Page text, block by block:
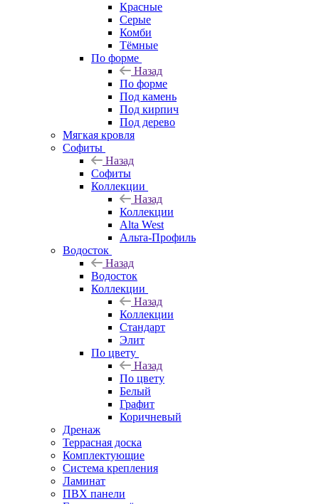
Красные
Серые
Комби
Тёмные
По форме
Назад
По форме
Под камень
Под кирпич
Под дерево
Мягкая кровля
Софиты
Назад
Софиты
Коллекции
Назад
Коллекции
Alta West
Альта-Профиль
Водосток
Назад
Водосток
Коллекции
Назад
Коллекции
Стандарт
Элит
По цвету
Назад
По цвету
Белый
Графит
Коричневый
Дренаж
Террасная доска
Комплектующие
Система крепления
Ламинат
ПВХ панели